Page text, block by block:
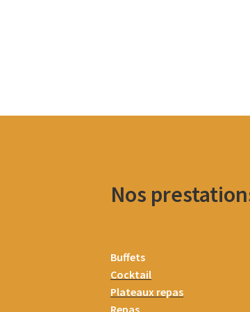
Nos
Buffets
Cocktail
Plateaux repas